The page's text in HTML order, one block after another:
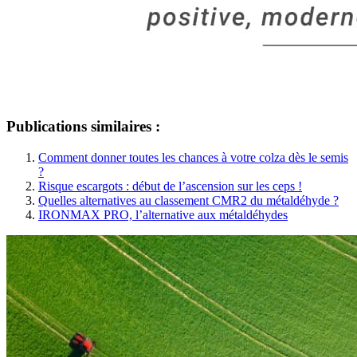
Publications similaires :
Comment donner toutes les chances à votre colza dès le semis
?
Risque escargots : début de l’ascension sur les ceps !
Quelles alternatives au classement CMR2 du métaldéhyde ?
IRONMAX PRO, l’alternative aux métaldéhydes